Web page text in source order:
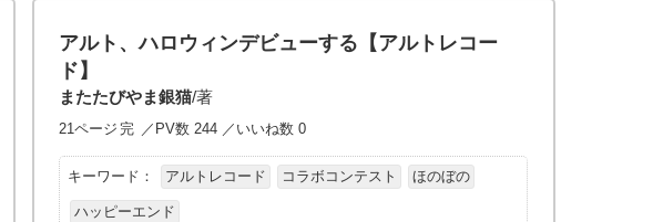
アルト、ハロウィンデビューする【アルトレコー
ド】
またたびやま銀猫/著
21ページ 完 ／PV数 244 ／いいね数 0
キーワード： アルトレコード コラボコンテスト ほのぼの
ハッピーエンド